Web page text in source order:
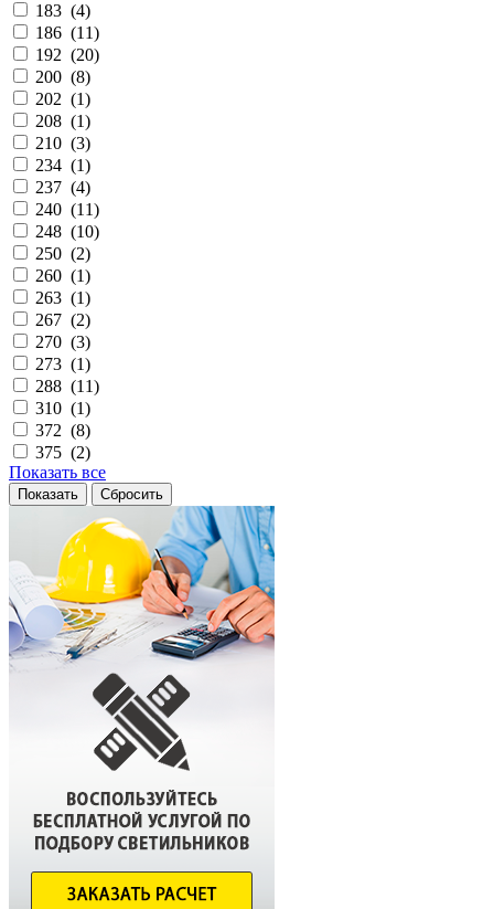
183 (4)
186 (11)
192 (20)
200 (8)
202 (1)
208 (1)
210 (3)
234 (1)
237 (4)
240 (11)
248 (10)
250 (2)
260 (1)
263 (1)
267 (2)
270 (3)
273 (1)
288 (11)
310 (1)
372 (8)
375 (2)
Показать все